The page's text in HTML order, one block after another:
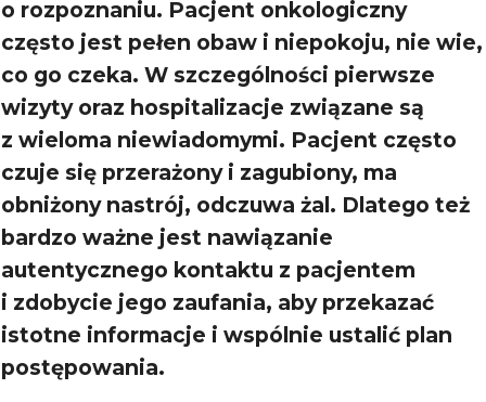
o rozpoznaniu. Pacjent onkologiczny
często jest pełen obaw i niepokoju, nie wie,
co go czeka. W szczególności pierwsze
wizyty oraz hospitalizacje związane są
z wieloma niewiadomymi. Pacjent często
czuje się przerażony i zagubiony, ma
obniżony nastrój, odczuwa żal. Dlatego też
bardzo ważne jest nawiązanie
autentycznego kontaktu z pacjentem
i zdobycie jego zaufania, aby przekazać
istotne informacje i wspólnie ustalić plan
postępowania.